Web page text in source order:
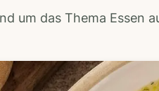
um das Thema Essen